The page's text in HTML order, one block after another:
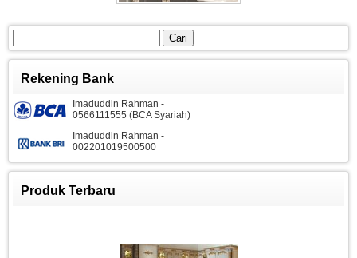
untuk:
Rekening Bank
Imaduddin Rahman -
0566111555 (BCA Syariah)
Imaduddin Rahman -
002201019500500
Produk Terbaru